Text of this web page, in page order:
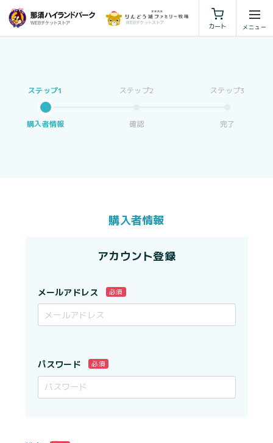
カート
特定商取引法に基づく表示
購入者情報 確認 完了
購入者情報
アカウント登録
メールアドレス 必須
パスワード 必須